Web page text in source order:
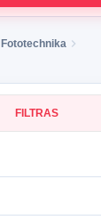
Fototechnika
FILTRAS